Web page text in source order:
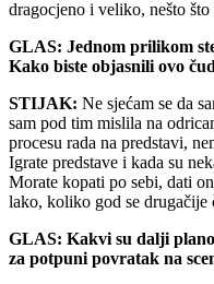
dragocjeno i veliko, nešto
GLAS: Jednom prilikom
Kako biste objasnili ovo
STIJAK: Ne sjećam se da
sam pod tim mislila na
procesu rada na predstavi,
Igrate predstave i kada su
Morate kopati po sebi, dati
lako, koliko god se
GLAS: Kakvi su dalji
za potpuni povratak na